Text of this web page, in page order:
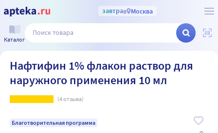
завтрав Москва
Каталог
Нафтифин 1% флакон раствор для
наружного применения 10 мл
(4отзыва)
Благотворительная программа